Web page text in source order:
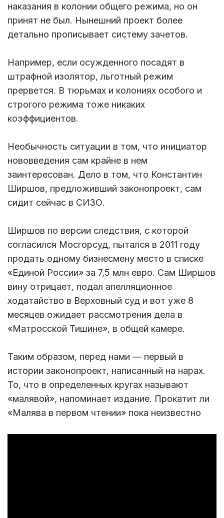
наказания в колонии общего режима, но он
принят не был. Нынешний проект более
детально прописывает систему зачетов.
Например, если осужденного посадят в
штрафной изолятор, льготный режим
прервется. В тюрьмах и колониях особого и
строгого режима тоже никаких
коэффициентов.
Необычность ситуации в том, что инициатор
нововведения сам крайне в нем
заинтересован. Дело в том, что Константин
Ширшов, предложивший законопроект, сам
сидит сейчас в СИЗО.
Ширшов по версии следствия, с которой
согласился Мосгорсуд, пытался в 2011 году
продать одному бизнесмену место в списке
«Единой России» за 7,5 млн евро. Сам Ширшов
вину отрицает, подал апелляционное
ходатайство в Верховный суд и вот уже 8
месяцев ожидает рассмотрения дела в
«Матросской Тишине», в общей камере.
Таким образом, перед нами — первый в
истории законопроект, написанный на нарах.
То, что в определенных кругах называют
«малявой», напоминает издание. Прокатит ли
«Малява в первом чтении» пока неизвестно